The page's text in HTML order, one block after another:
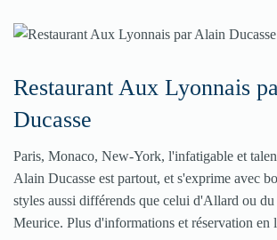
Restaurant Aux Lyonnais
Ducasse
Paris, Monaco, New-York, l'infatigable et
Alain Ducasse est partout, et s'exprime avec
styles aussi différends que celui d'Allard ou
Meurice. Plus d'informations et réservation